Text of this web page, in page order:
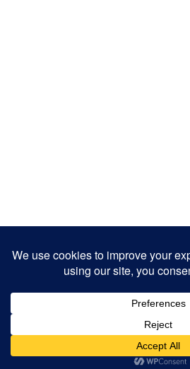
Designed by